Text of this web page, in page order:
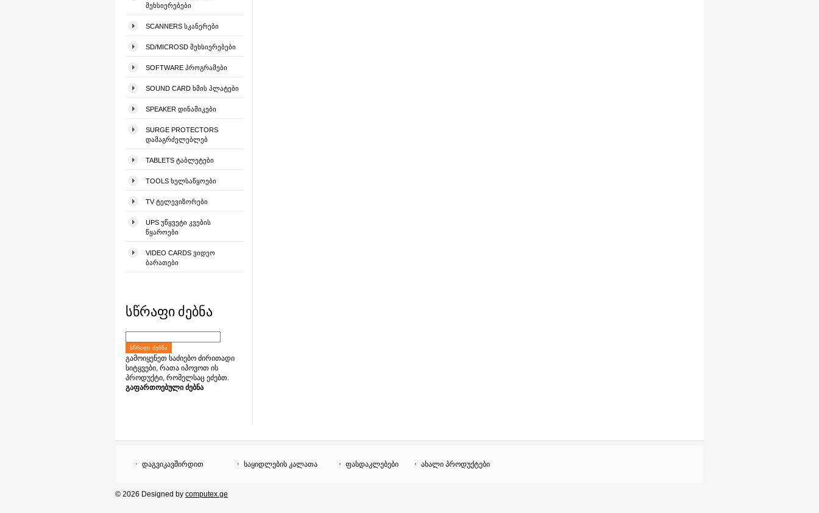
ᲛᲔᲮᲡᲘᲔᲠᲔᲑᲔᲑᲘ
SCANNERS ᲡᲙᲐᲜᲔᲠᲔᲑᲘ
SD/MICROSD ᲛᲔᲮᲡᲘᲔᲠᲔᲑᲔᲑᲘ
SOFTWARE ᲞᲠᲝᲒᲠᲐᲛᲔᲑᲘ
SOUND CARD ᲮᲛᲘᲡ ᲞᲚᲐᲢᲔᲑᲘ
SPEAKER ᲓᲘᲜᲐᲛᲘᲙᲔᲑᲘ
SURGE PROTECTORS
ᲓᲐᲛᲐᲒᲠᲫᲔᲚᲔᲑᲚᲔᲑ
TABLETS ᲢᲐᲑᲚᲔᲢᲔᲑᲘ
TOOLS ᲮᲔᲚᲡᲐᲬᲧᲝᲔᲑᲘ
TV ᲢᲔᲚᲔᲕᲘᲖᲝᲠᲔᲑᲘ
UPS ᲣᲬᲧᲕᲔᲢᲘ ᲙᲕᲔᲑᲘᲡ
ᲬᲧᲐᲠᲝᲔᲑᲘ
VIDEO CARDS ᲕᲘᲓᲔᲝ
ᲑᲐᲠᲐᲗᲔᲑᲘ
სწრაფი ძებნა
ᲡᲬᲠᲐᲤᲘ ᲫᲔᲑᲜᲐ
გამოიყენეთ საძიებო ძირითადი
სიტყვები, რათა იპოვოთ ის
პროდუქტი, რომელსაც ეძებთ.
გაფართოებული ძებნა
დაგვიკავშირდით საყიდლების კალათა ფასდაკლებები ახალი პროდუქტები
© 2026 Designed by computex.ge